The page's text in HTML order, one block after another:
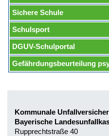
Sichere Schule
Schulsport
DGUV-Schulportal
Gefährdungsbeurteilung
Kommunale
Bayerische
Rupprechtstraße 40